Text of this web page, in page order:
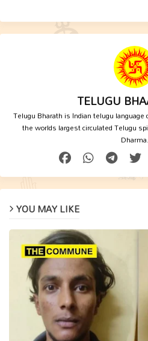
TELUGU
Telugu Bharath is Indian telugu
the worlds largest circulated Telugu
Dharma.
YOU MAY LIKE